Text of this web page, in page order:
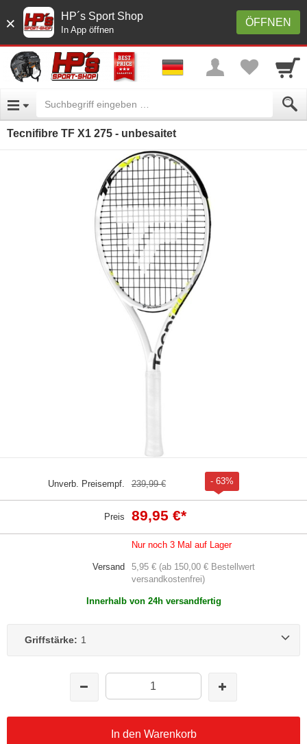
× ÖFFNEN
HP´s Sport Shop
In App öffnen
Tecnifibre TF X1 275 - unbesaitet
Unverb. Preisempf. 239,99 € - 63%
Preis 89,95 €*
Nur noch 3 Mal auf Lager
Versand
5,95 € (ab 150,00 € Bestellwert
versandkostenfrei)
Innerhalb von 24h versandfertig
Griffstärke: 1
In den Warenkorb